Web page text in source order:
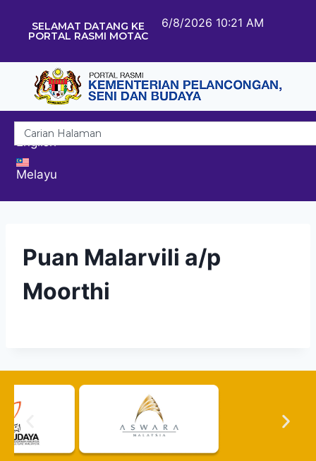
SELAMAT DATANG KE
PORTAL RASMI MOTAC
6/8/2026 10:21 AM
English
Melayu
Puan Malarvili a/p
Moorthi